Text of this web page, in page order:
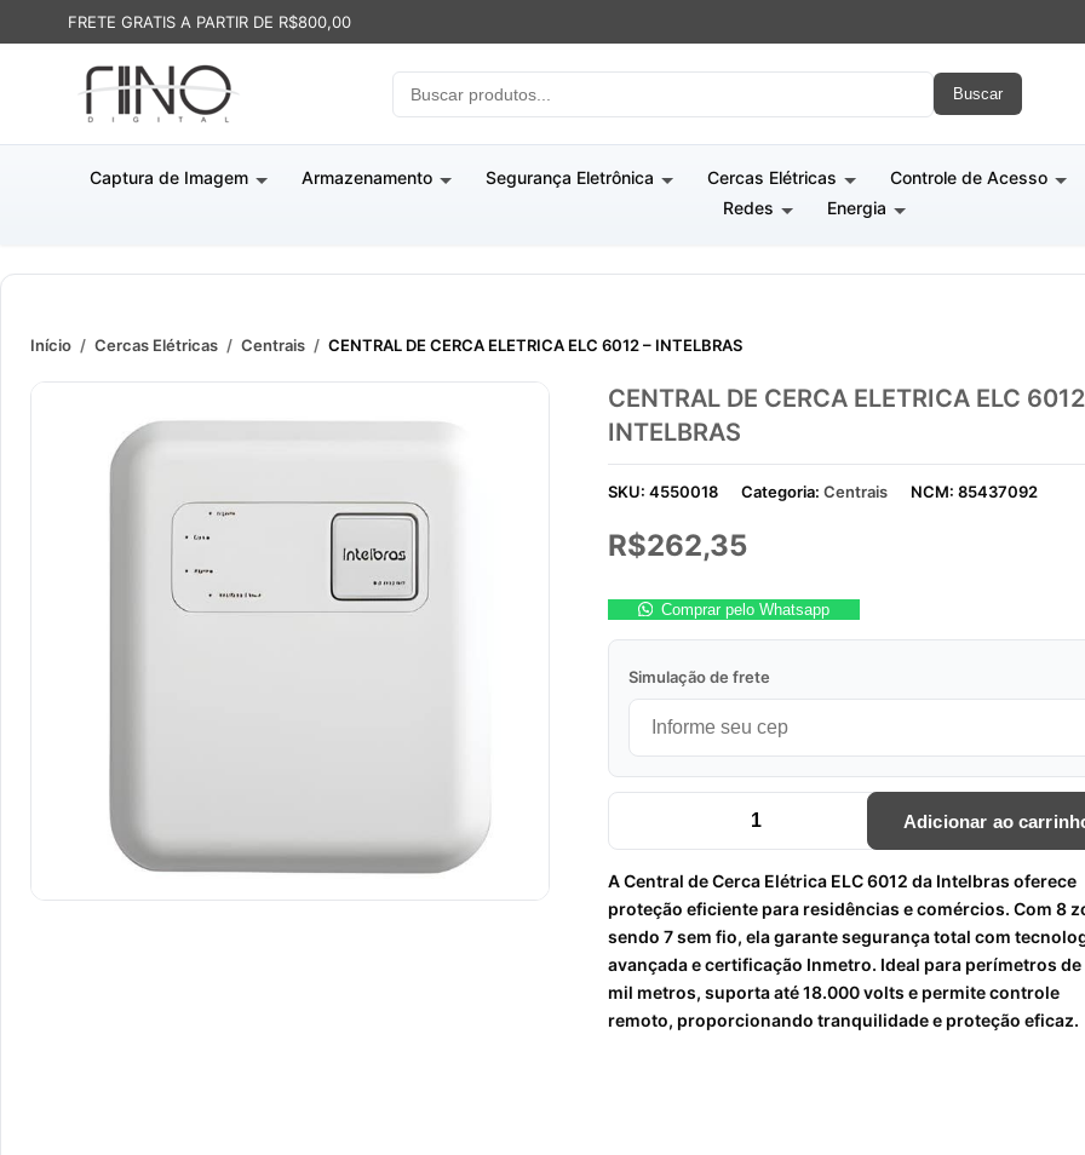
FRETE GRATIS A PARTIR DE R$800,00
Buscar
Captura de Imagem Armazenamento Segurança Eletrônica Cercas Elétricas
Controle de Acesso
Redes
Energia
Início / Cercas Elétricas / Centrais / CENTRAL DE CERCA ELETRICA ELC 6012 – INTELBRAS
CENTRAL DE CERCA ELETRICA ELC
INTELBRAS
SKU: 4550018 Categoria: Centrais NCM: 85437092
R$262,35
Comprar pelo Whatsapp
Simulação de frete
CENTRAL DE CERCA ELETRICA ELC 6012 - INTELBRAS
Adicionar ao
A Central de Cerca Elétrica ELC 6012 da Intelbras oferece
proteção eficiente para residências e comércios. Com 8
sendo 7 sem fio, ela garante segurança total com
avançada e certificação Inmetro. Ideal para perímetros de
mil metros, suporta até 18.000 volts e permite controle
remoto, proporcionando tranquilidade e proteção eficaz.